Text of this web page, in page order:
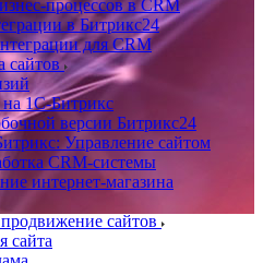
процессов в CRM
в Битрикс24
для CRM
сайтов
1С-Битрикс
версии Битрикс24
Управление сайтом
CRM-системы
интернет-магазина
сайтов
сайта